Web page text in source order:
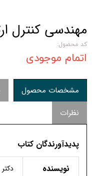
مهندسی کنترل
کد محصول:
اتمام موجودی
مشخصات محصول
نظرات
پدیدآورندگان کتاب
نویسنده